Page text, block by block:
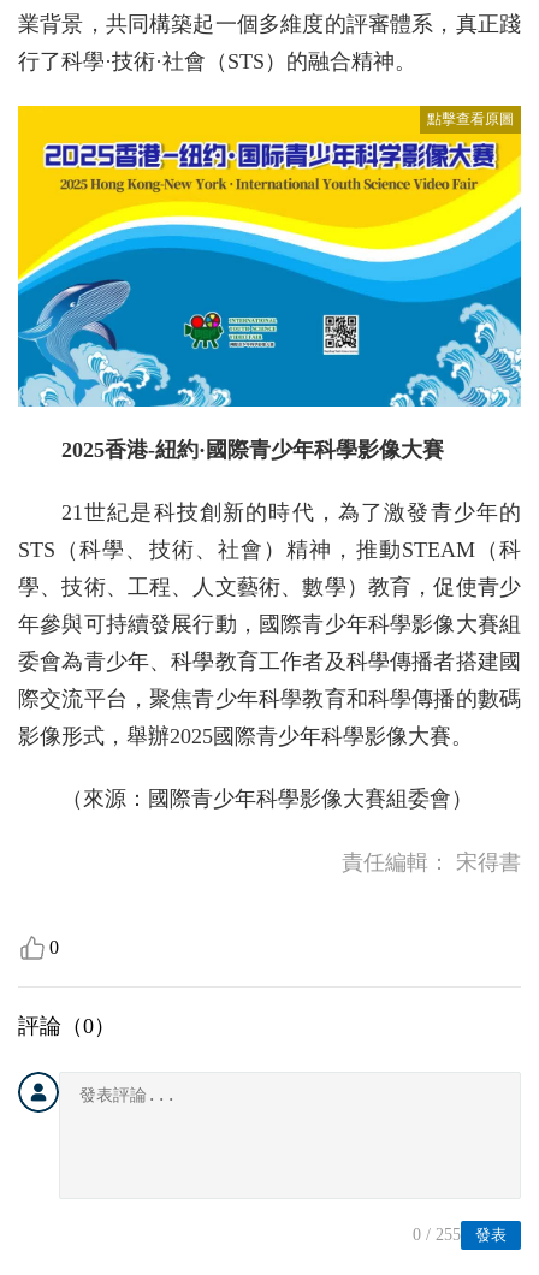
業背景，共同構築起一個多維度的評審體系，真正踐
行了科學·技術·社會（STS）的融合精神。
2025香港-紐約·國際青少年科學影像大賽
21世紀是科技創新的時代，為了激發青少年的
STS（科學、技術、社會）精神，推動STEAM（科
學、技術、工程、人文藝術、數學）教育，促使青少
年參與可持續發展行動，國際青少年科學影像大賽組
委會為青少年、科學教育工作者及科學傳播者搭建國
際交流平台，聚焦青少年科學教育和科學傳播的數碼
影像形式，舉辦2025國際青少年科學影像大賽。
（來源：國際青少年科學影像大賽組委會）
責任編輯： 宋得書
0
評論（0）
發表
0 / 255